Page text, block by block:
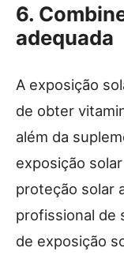
6.
adequada
A exposição
de obter
além da
exposição
proteção solar
profissional de
de exposição